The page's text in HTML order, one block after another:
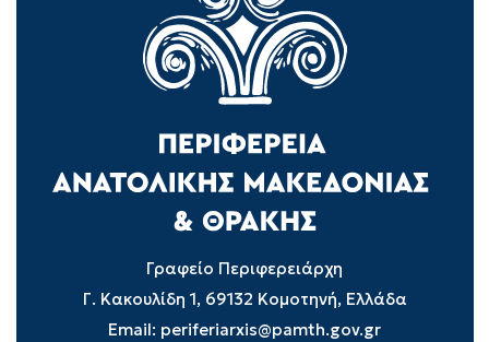
Γραφείο Περιφερειάρχη
Γ. Κακουλίδη 1, 69132 Κομοτηνή, Ελλάδα
Email: periferiarxis@pamth.gov.gr